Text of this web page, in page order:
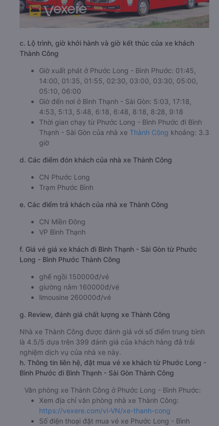
c. Lộ trình, giờ khởi hành và giờ kết thúc của xe khách
Thành Công
Giờ xuất phát ở Phước Long - Bình Phước: 01:45,
14:00, 01:35, 01:55, 02:30, 03:00, 03:30, 05:00,
05:10, 06:00
Giờ đến nơi ở Bình Thạnh - Sài Gòn: 5:03, 17:18,
4:53, 5:13, 5:48, 6:18, 6:48, 8:18, 8:28, 9:18
Thời gian chạy từ Phước Long - Bình Phước đi Bình
Thạnh - Sài Gòn của nhà xe Thành Công khoảng: 3.3
giờ
d. Các điểm đón khách của nhà xe Thành Công
CN Phước Long
Trạm Phước Bình
e. Các điểm trả khách của nhà xe Thành Công
CN Miền Đông
VP Bình Thạnh
f. Giá vé giá xe khách đi Bình Thạnh - Sài Gòn từ Phước
Long - Bình Phước Thành Công
ghế ngồi 150000đ/vé
giường nằm 160000đ/vé
limousine 260000đ/vé
g. Review, đánh giá chất lượng xe Thành Công
Nhà xe Thành Công được đánh giá với số điểm trung bình
là 4.5/5 dựa trên 399 đánh giá của khách hàng đã trải
nghiệm dịch vụ của nhà xe này.
h. Thông tin liên hệ, đặt mua vé xe khách từ Phước Long -
Bình Phước đi Bình Thạnh - Sài Gòn Thành Công
Văn phòng xe Thành Công ở Phước Long - Bình Phước:
Xem địa chỉ văn phòng nhà xe Thành Công:
https://vexere.com/vi-VN/xe-thanh-cong
Số điện thoại đặt mua vé xe Phước Long - Bình